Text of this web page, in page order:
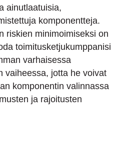
ainutlaatuisia,
komponentteja.
riskien minimoimiseksi on
toimitusketjukumppanisi
varhaisessa
vaiheessa, jotta he voivat
komponentin valinnassa
ja rajoitusten